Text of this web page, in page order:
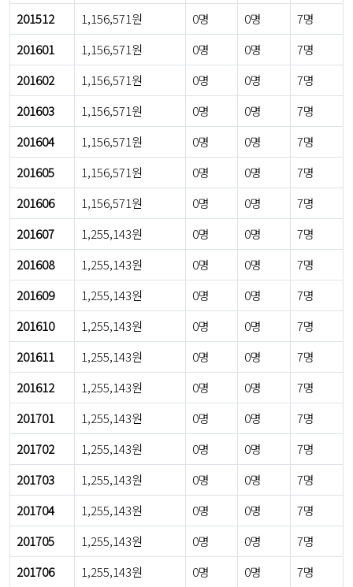
201512
1,156,571원 0명 0명
7명
201601
1,156,571원 0명 0명
7명
201602
1,156,571원 0명 0명
7명
201603
1,156,571원 0명 0명
7명
201604
1,156,571원 0명 0명
7명
201605
1,156,571원 0명 0명
7명
201606
1,156,571원 0명 0명
7명
201607
1,255,143원 0명 0명
7명
201608
1,255,143원 0명 0명
7명
201609
1,255,143원 0명 0명
7명
201610
1,255,143원 0명 0명
7명
201611
1,255,143원 0명 0명
7명
201612
1,255,143원 0명 0명
7명
201701
1,255,143원 0명 0명
7명
201702
1,255,143원 0명 0명
7명
201703
1,255,143원 0명 0명
7명
201704
1,255,143원 0명 0명
7명
201705
1,255,143원 0명 0명
7명
201706
1,255,143원 0명 0명
7명